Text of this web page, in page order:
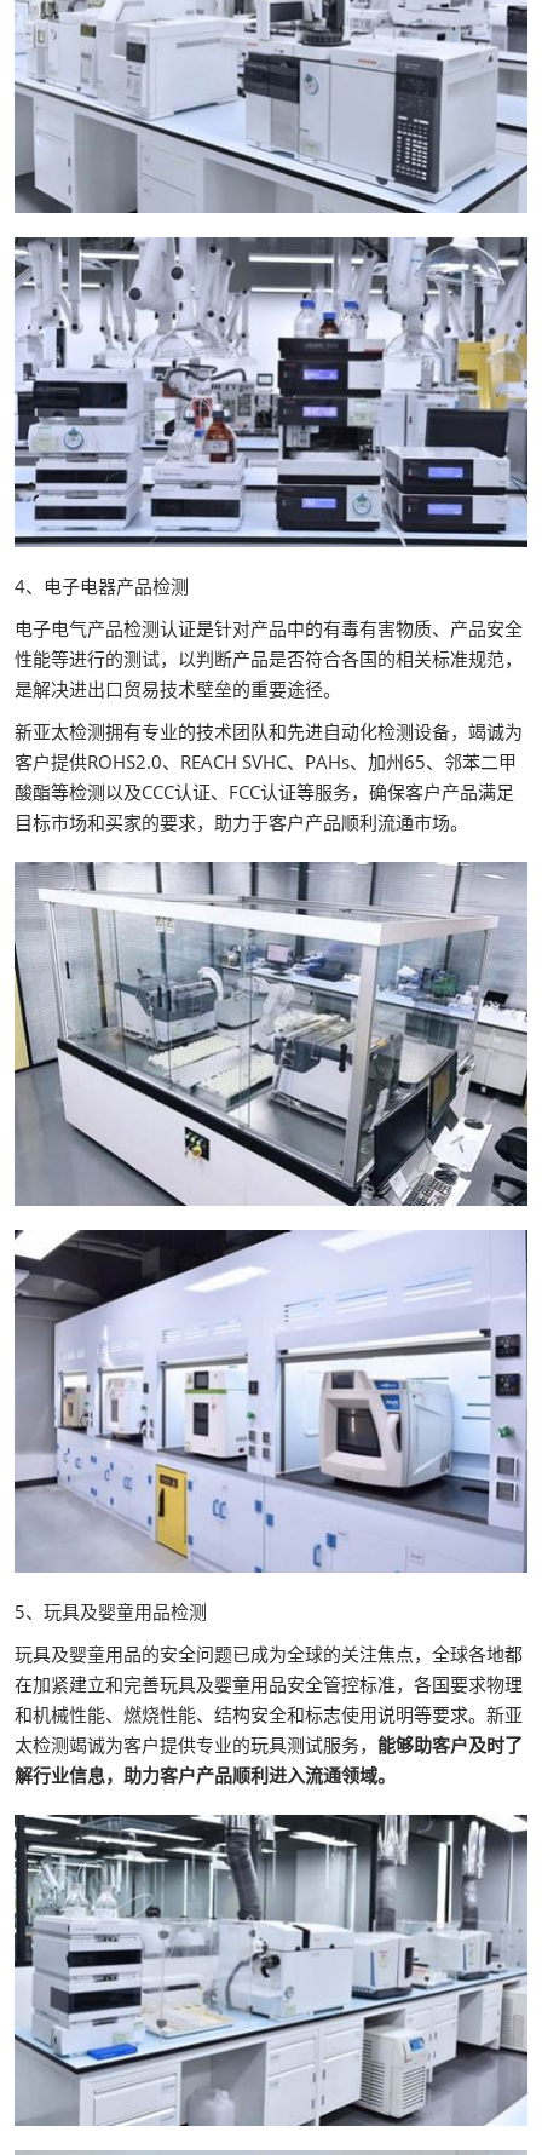
4、电子电器产品检测
电子电气产品检测认证是针对产品中的有毒有害物质、产品安全
性能等进行的测试，以判断产品是否符合各国的相关标准规范，
是解决进出口贸易技术壁垒的重要途径。
新亚太检测拥有专业的技术团队和先进自动化检测设备，竭诚为
客户提供ROHS2.0、REACH SVHC、PAHs、加州65、邻苯二甲
酸酯等检测以及CCC认证、FCC认证等服务，确保客户产品满足
目标市场和买家的要求，助力于客户产品顺利流通市场。
5、玩具及婴童用品检测
玩具及婴童用品的安全问题已成为全球的关注焦点，全球各地都
在加紧建立和完善玩具及婴童用品安全管控标准，各国要求物理
和机械性能、燃烧性能、结构安全和标志使用说明等要求。新亚
太检测竭诚为客户提供专业的玩具测试服务， 能够助客户及时了
解行业信息，助力客户产品顺利进入流通领域。